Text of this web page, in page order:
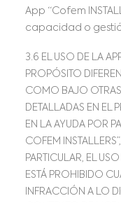
App “Cofem
capacidad o
3.6 EL USO DE LA
PROPÓSITO
COMO BAJO OTRAS
DETALLADAS EN EL
EN LA AYUDA POR
COFEM
PARTICULAR, EL
ESTÁ PROHIBIDO
INFRACCIÓN A LO